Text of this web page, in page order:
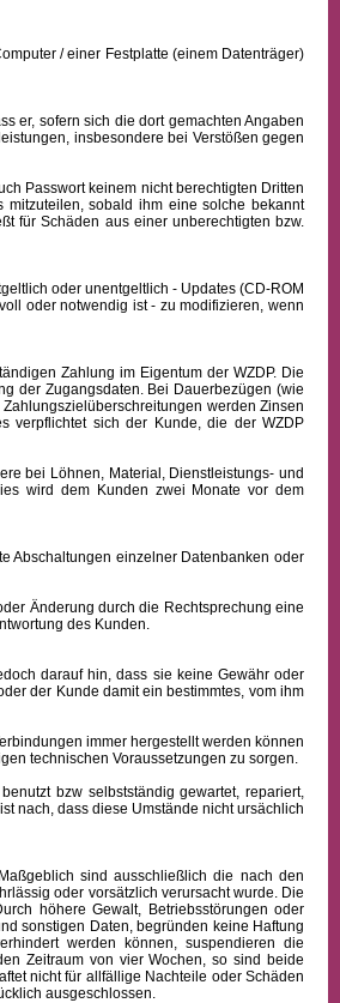
/ einer Festplatte (einem Datenträger)
er, sofern sich die dort gemachten Angaben
insbesondere bei Verstößen gegen
Passwort keinem nicht berechtigten Dritten
mitzuteilen, sobald ihm eine solche bekannt
für Schäden aus einer unberechtigten bzw.
oder unentgeltlich - Updates (CD-ROM
oder notwendig ist - zu modifizieren, wenn
Zahlung im Eigentum der WZDP. Die
der Zugangsdaten. Bei Dauerbezügen (wie
werden Zinsen
verpflichtet sich der Kunde, die der WZDP
bei Löhnen, Material, Dienstleistungs- und
wird dem Kunden zwei Monate vor dem
Abschaltungen einzelner Datenbanken oder
Änderung durch die Rechtsprechung eine
des Kunden.
darauf hin, dass sie keine Gewähr oder
der Kunde damit ein bestimmtes, vom ihm
immer hergestellt werden können
technischen Voraussetzungen zu sorgen.
bzw selbstständig gewartet, repariert,
nach, dass diese Umstände nicht ursächlich
sind ausschließlich die nach den
oder vorsätzlich verursacht wurde. Die
höhere Gewalt, Betriebsstörungen oder
sonstigen Daten, begründen keine Haftung
werden können, suspendieren die
Zeitraum von vier Wochen, so sind beide
nicht für allfällige Nachteile oder Schäden
ausgeschlossen.